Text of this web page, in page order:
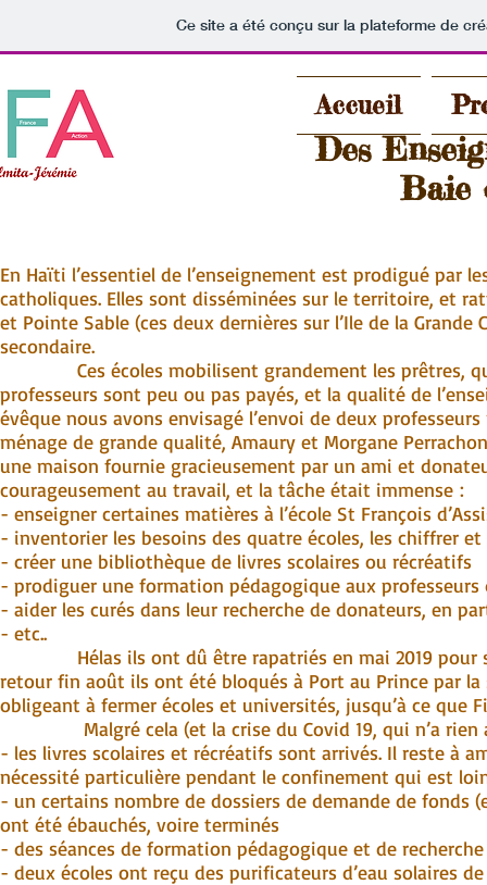
Ce site a été conçu sur la plateforme de
Des
Baie
En Haïti l’essentiel de l’enseignement est prodigué par
catholiques. Elles sont disséminées sur le territoire, et
et Pointe Sable (ces deux dernières sur l’Ile de la
secondaire.
Ces écoles mobilisent grandement les prêtres, qui
professeurs sont peu ou pas payés, et la qualité de
évêque nous avons envisagé l’envoi de deux
ménage de grande qualité, Amaury et Morgane
une maison fournie gracieusement par un ami et
courageusement au travail, et la tâche était immense :
- enseigner certaines matières à l’école St François
- inventorier les besoins des quatre écoles, les chiffrer
- créer une bibliothèque de livres scolaires ou récréatifs
- prodiguer une formation pédagogique aux professeurs
- aider les curés dans leur recherche de donateurs, en
- etc..
Hélas ils ont dû être rapatriés en mai 2019 pour
retour fin août ils ont été bloqués à Port au Prince par
obligeant à fermer écoles et universités, jusqu’à ce
Malgré cela (et la crise du Covid 19, qui n’a rien
- les livres scolaires et récréatifs sont arrivés. Il reste à
nécessité particulière pendant le confinement qui est
- un certains nombre de dossiers de demande de fonds
ont été ébauchés, voire terminés
- des séances de formation pédagogique et de
- deux écoles ont reçu des purificateurs d’eau solaires
Accueil